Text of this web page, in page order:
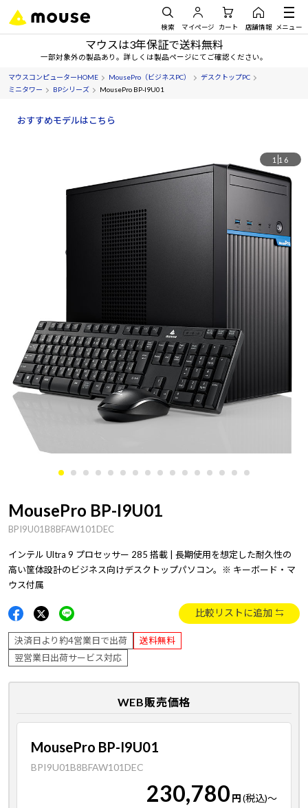
検索 マイページ カート 店舗情報 メニュー
マウスは3年保証で送料無料
一部対象外の製品あり。詳しくは製品ページにてご確認ください。
マウスコンピューターHOME MousePro（ビジネスPC）
デスクトップPC
ミニタワー
BPシリーズ MousePro BP-I9U01
おすすめモデルはこちら
1 16
MousePro BP-I9U01
BPI9U01B8BFAW101DEC
インテル Ultra 9 プロセッサー 285 搭載 | 長期使用を想定した耐久性の
高い筐体設計のビジネス向けデスクトップパソコン。※ キーボード・マ
ウス付属
比較リストに追加
決済日より約4営業日で出荷
送料無料
翌営業日出荷サービス対応
WEB販売価格
MousePro BP-I9U01
BPI9U01B8BFAW101DEC
230,780 円(税込)～